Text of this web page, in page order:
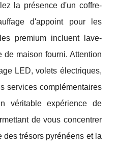
la présence d'un coffre-
d'appoint pour les
premium incluent lave-
de maison fourni. Attention
LED, volets électriques,
services complémentaires
véritable expérience de
de vous concentrer
des trésors pyrénéens et la